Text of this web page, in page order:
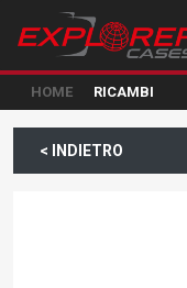
HOME RICAMBI
< INDIETRO